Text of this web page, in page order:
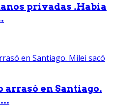
privadas .Habia
arrasó en Santiago.